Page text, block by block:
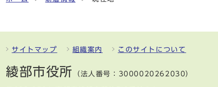
サイトマップ 組織案内 このサイトについて
綾部市役所 （法人番号：3000020262030）